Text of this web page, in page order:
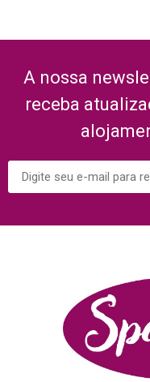
A nossa
receba